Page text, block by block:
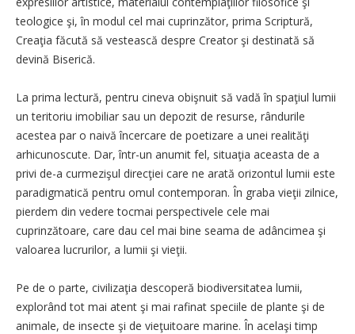
teologice şi, în modul cel mai cuprinzător, prima Scriptură,
Creaţia făcută să vestească despre Creator şi destinată să
devină Biserică.
La prima lectură, pentru cineva obişnuit să vadă în spaţiul lumii
un teritoriu imobiliar sau un depozit de resurse, rândurile
acestea par o naivă încercare de poetizare a unei realităţi
arhicunoscute. Dar, într-un anumit fel, situaţia aceasta de a
privi de-a curmezişul direcţiei care ne arată orizontul lumii este
paradigmatică pentru omul contemporan. În graba vieţii zilnice,
pierdem din vedere tocmai perspectivele cele mai
cuprinzătoare, care dau cel mai bine seama de adâncimea şi
valoarea lucrurilor, a lumii şi vieţii.
Pe de o parte, civilizaţia descoperă biodiversitatea lumii,
explorând tot mai atent şi mai rafinat speciile de plante şi de
animale, de insecte şi de vieţuitoare marine. În acelaşi timp